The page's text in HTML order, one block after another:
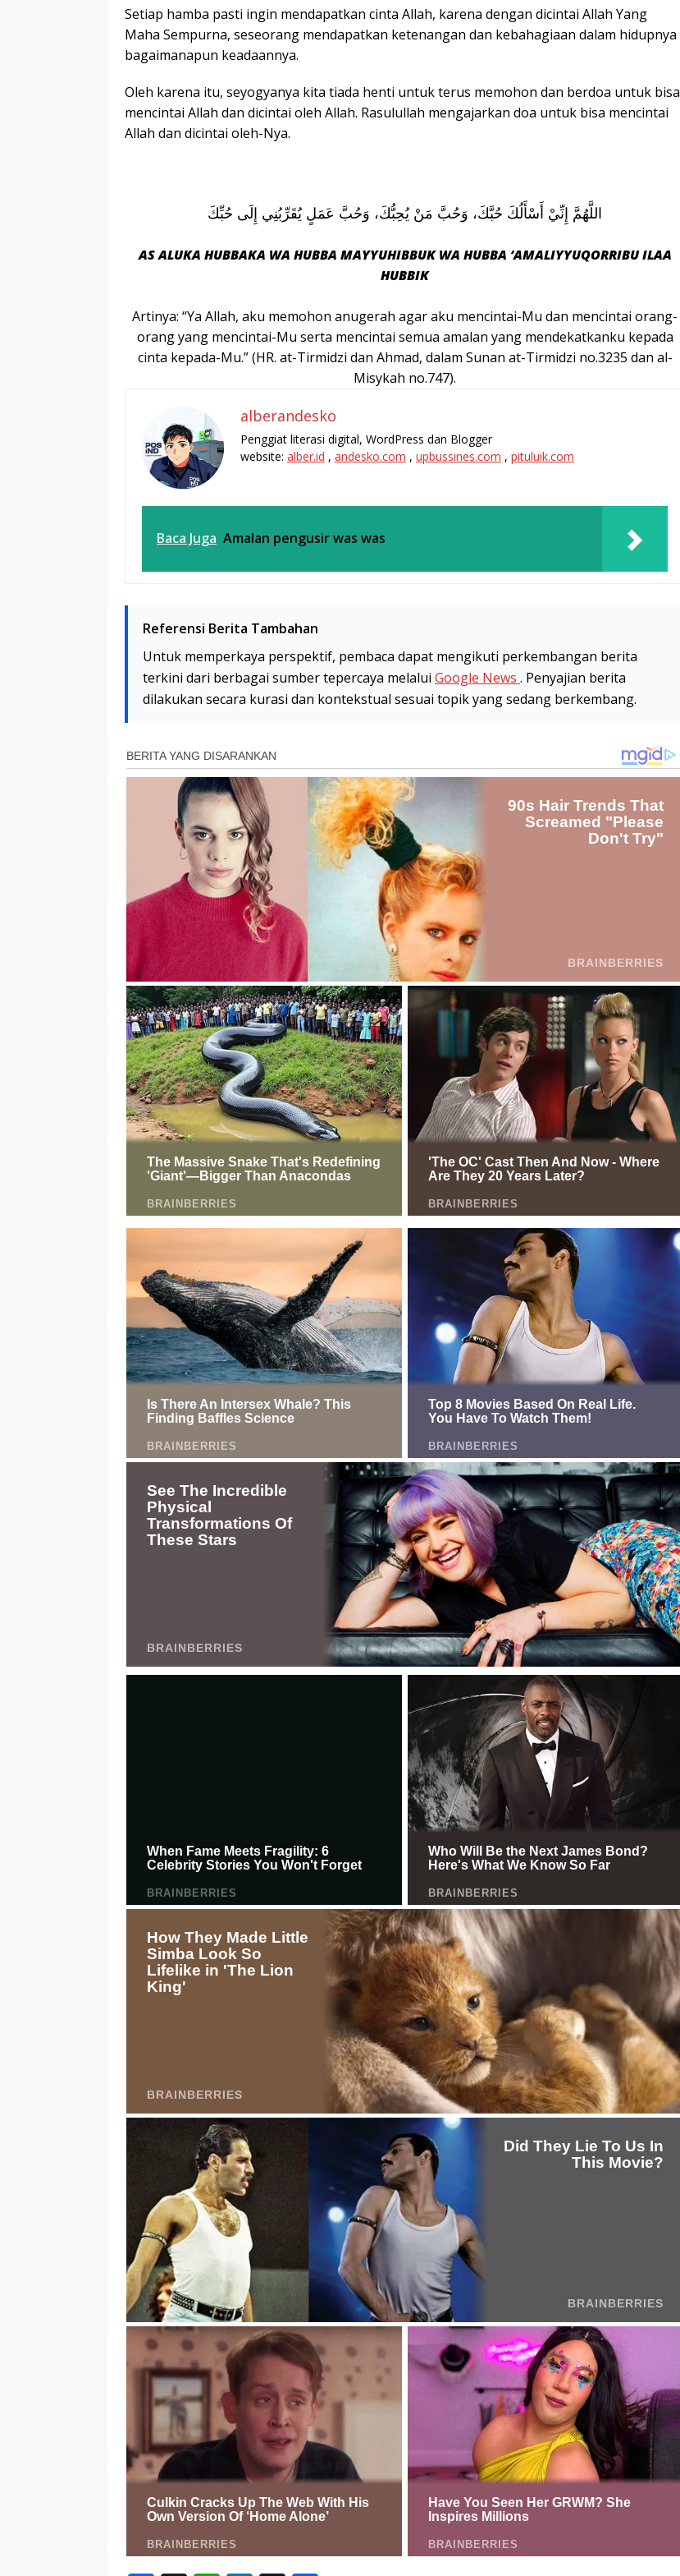
Setiap hamba pasti ingin mendapatkan cinta Allah, karena dengan dicintai Allah Yang
Maha Sempurna, seseorang mendapatkan ketenangan dan kebahagiaan dalam hidupnya
bagaimanapun keadaannya.
Oleh karena itu, seyogyanya kita tiada henti untuk terus memohon dan berdoa untuk bisa
mencintai Allah dan dicintai oleh Allah. Rasulullah mengajarkan doa untuk bisa mencintai
Allah dan dicintai oleh-Nya.
اللَّهُمَّ إِنِّيْ أَسْأَلُكَ حُبَّكَ، وَحُبَّ مَنْ يُحِبُّكَ، وَحُبَّ عَمَلٍ يُقَرِّبُنِي إِلَى حُبِّكَ
AS ALUKA HUBBAKA WA HUBBA MAYYUHIBBUK WA HUBBA ‘AMALIYYUQORRIBU ILAA
HUBBIK
Artinya: “Ya Allah, aku memohon anugerah agar aku mencintai-Mu dan mencintai orang-
orang yang mencintai-Mu serta mencintai semua amalan yang mendekatkanku kepada
cinta kepada-Mu.” (HR. at-Tirmidzi dan Ahmad, dalam Sunan at-Tirmidzi no.3235 dan al-
Misykah no.747).
alberandesko
Penggiat literasi digital, WordPress dan Blogger
website: alber.id , andesko.com , upbussines.com , pituluik.com
Baca Juga Amalan pengusir was was
Referensi Berita Tambahan
Untuk memperkaya perspektif, pembaca dapat mengikuti perkembangan berita
terkini dari berbagai sumber tepercaya melalui Google News . Penyajian berita
dilakukan secara kurasi dan kontekstual sesuai topik yang sedang berkembang.